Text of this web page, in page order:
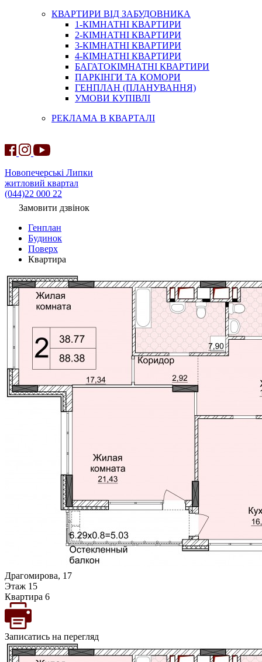
КВАРТИРИ ВІД ЗАБУДОВНИКА
1-КІМНАТНІ КВАРТИРИ
2-КІМНАТНІ КВАРТИРИ
3-КІМНАТНІ КВАРТИРИ
4-КІМНАТНІ КВАРТИРИ
БАГАТОКІМНАТНІ КВАРТИРИ
ПАРКІНГИ ТА КОМОРИ
ГЕНПЛАН (ПЛАНУВАННЯ)
УМОВИ КУПІВЛІ
РЕКЛАМА В КВАРТАЛІ
Новопечерські Липки
житловий квартал
(044)22 000 22
Замовити дзвінок
Генплан
Будинок
Поверх
Квартира
Драгомирова, 17
Этаж 15
Квартира 6
Записатись на перегляд